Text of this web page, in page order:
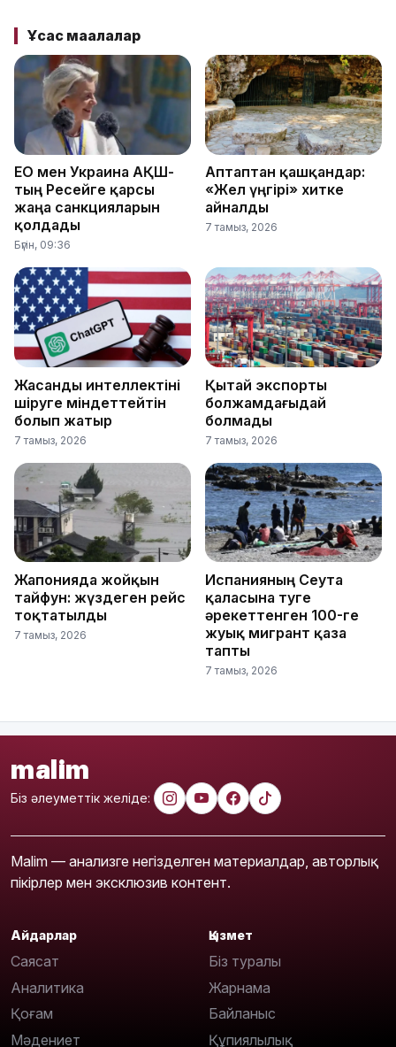
Ұқсас мақалалар
ЕО мен Украина АҚШ-
тың Ресейге қарсы
жаңа санкцияларын
қолдады
Бүгін, 09:36
Аптаптан қашқандар:
«Жел үңгірі» хитке
айналды
7 тамыз, 2026
Жасанды интеллектіні
өшіруге міндеттейтін
болып жатыр
7 тамыз, 2026
Қытай экспорты
болжамдағыдай
болмады
7 тамыз, 2026
Жапонияда жойқын
тайфун: жүздеген рейс
тоқтатылды
7 тамыз, 2026
Испанияның Сеута
қаласына өтуге
әрекеттенген 100-ге
жуық мигрант қаза
тапты
7 тамыз, 2026
malim
Біз әлеуметтік желіде:
Malim — анализге негізделген материалдар, авторлық
пікірлер мен эксклюзив контент.
Айдарлар
Саясат
Аналитика
Қоғам
Мәдениет
Қызмет
Біз туралы
Жарнама
Байланыс
Құпиялылық